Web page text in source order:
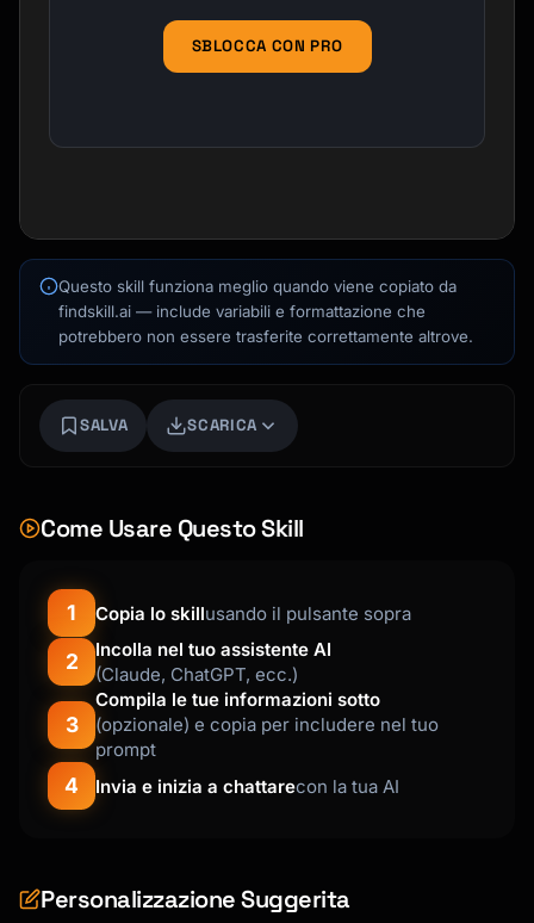
SBLOCCA CON PRO
Questo skill funziona meglio quando viene copiato da
findskill.ai — include variabili e formattazione che
potrebbero non essere trasferite correttamente altrove.
SALVA SCARICA
Come Usare Questo Skill
1 Copia lo skillusando il pulsante sopra
2
Incolla nel tuo assistente AI
(Claude, ChatGPT, ecc.)
3
Compila le tue informazioni sotto
(opzionale) e copia per includere nel tuo
prompt
4 Invia e inizia a chattarecon la tua AI
Personalizzazione Suggerita
Kai
Ricerca corsi · qui per aiutarti